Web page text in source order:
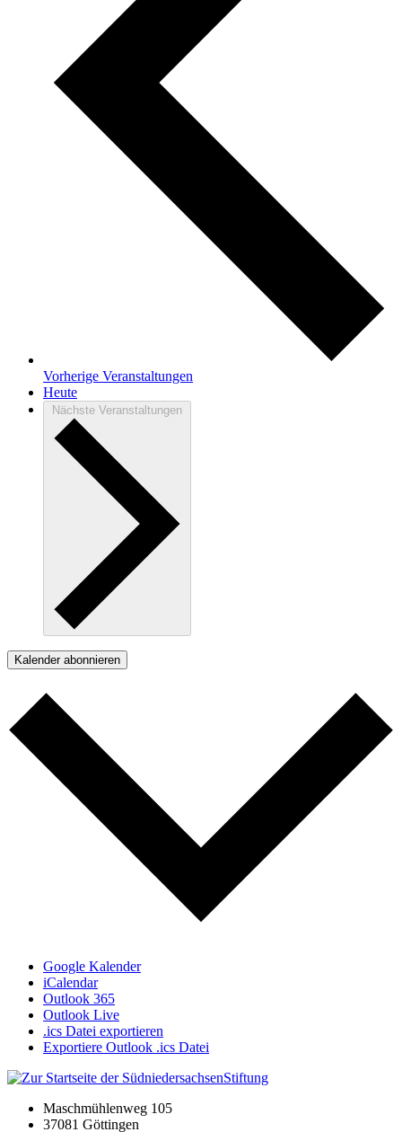
Vorherige Veranstaltungen
Heute
Nächste Veranstaltungen
Kalender abonnieren
Google Kalender
iCalendar
Outlook 365
Outlook Live
.ics Datei exportieren
Exportiere Outlook .ics Datei
Maschmühlenweg 105
37081 Göttingen